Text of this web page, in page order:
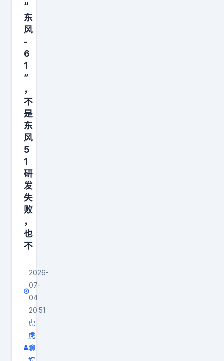
“
东
风
-
6
1
”
，
不
是
东
风
5
1
研
发
失
败
，
也
不
2026-
07-
04
20:51
虎
虎
聊